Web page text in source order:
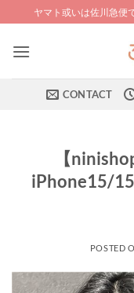
to
content
ヤマト或いは佐川急便
CONTACT
【
iPhone15/
POSTED